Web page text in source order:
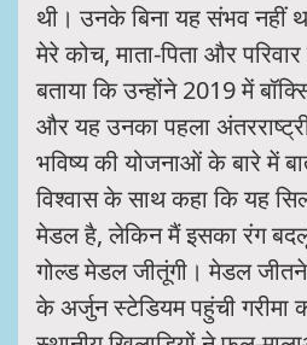
थी। उनके बिना यह संभव नहीं
मेरे कोच, माता-पिता और
बताया कि उन्होंने 2019 में
और यह उनका पहला
भविष्य की योजनाओं के बारे में
विश्वास के साथ कहा कि यह
मेडल है, लेकिन मैं इसका रंग
गोल्ड मेडल जीतूंगी। मेडल
के अर्जुन स्टेडियम पहुंची गरीमा